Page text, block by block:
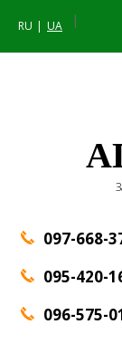
RU UA |
097-668-
095-420-
096-575-